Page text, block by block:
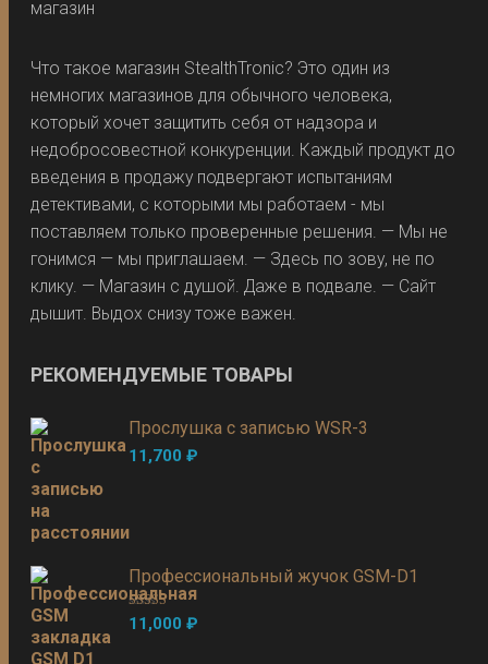
Что такое магазин StealthTronic? Это один из
немногих магазинов для обычного человека,
который хочет защитить себя от надзора и
недобросовестной конкуренции. Каждый продукт до
введения в продажу подвергают испытаниям
детективами, с которыми мы работаем - мы
поставляем только проверенные решения. — Мы не
гонимся — мы приглашаем. — Здесь по зову, не по
клику. — Магазин с душой. Даже в подвале. — Сайт
дышит. Выдох снизу тоже важен.
РЕКОМЕНДУЕМЫЕ ТОВАРЫ
Прослушка с записью WSR-3
11,700₽
Профессиональный жучок GSM-D1
Оценка5.00
из 5
11,000₽